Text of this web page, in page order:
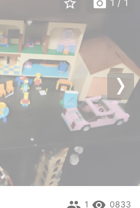
star_border photo_camera
remove_red_eye 0833
people 1